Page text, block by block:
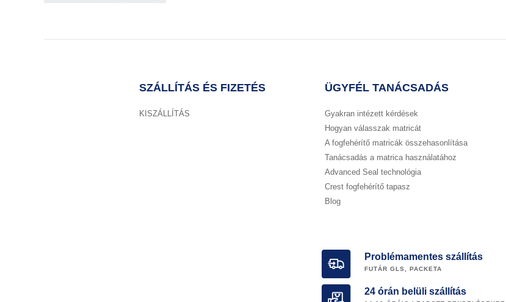
SZÁLLÍTÁS ÉS FIZETÉS
KISZÁLLÍTÁS
ÜGYFÉL TANÁCSADÁS
Gyakran intézett kérdések
Hogyan válasszak matricát
A fogfehérítő matricák összehasonlítása
Tanácsadás a matrica használatához
Advanced Seal technológia
Crest fogfehérítő tapasz
Blog
Problémamentes szállítás
FUTÁR GLS, PACKETA
24 órán belüli szállítás